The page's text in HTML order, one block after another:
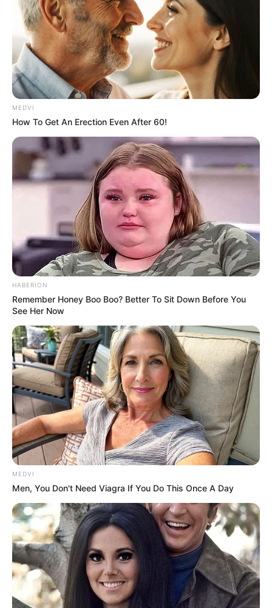
MEDVI
How To Get An Erection Even After 60!
HABERION
Remember Honey Boo Boo? Better To Sit Down Before You
See Her Now
MEDVI
Men, You Don't Need Viagra If You Do This Once A Day